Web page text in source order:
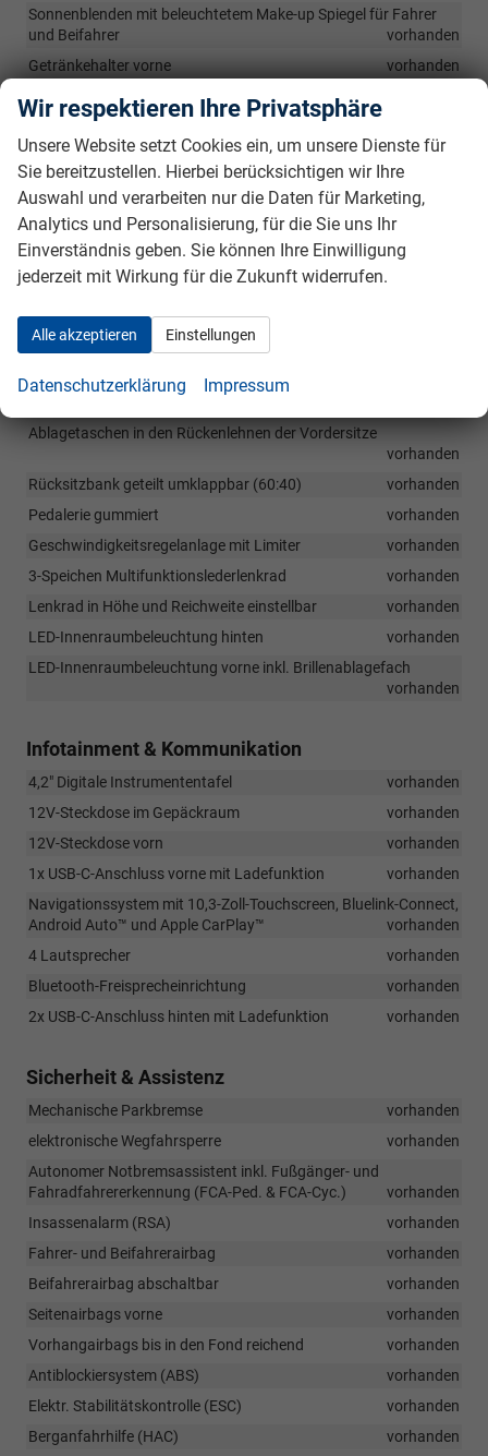
Sonnenblenden mit beleuchtetem Make-up Spiegel für Fahrer
und Beifahrer
vorhanden
Getränkehalter vorne
vorhanden
Servolenkung
Manuelle Klimaanlage
Lüftungsdüsen für 2. Sitzreihe unter Fahrer- und Beifahrersitz
vorhanden
Innenspiegel manuell abblendbar
vorhanden
Fahrersitz mit elektrisch einstellbarer Lendenwirbelstütze
vorhanden
Fensterheber elektrisch inkl. Abwärts-/Aufwärtsautomatik mit
Einklemmschutz für vordere und hintere Sitzplätze
Ablagetaschen in den Rückenlehnen der Vordersitze
vorhanden
Rücksitzbank geteilt umklappbar (60:40)
vorhanden
Pedalerie gummiert
vorhanden
Geschwindigkeitsregelanlage mit Limiter
vorhanden
3-Speichen Multifunktionslederlenkrad
vorhanden
Lenkrad in Höhe und Reichweite einstellbar
vorhanden
LED-Innenraumbeleuchtung hinten
vorhanden
LED-Innenraumbeleuchtung vorne inkl. Brillenablagefach
vorhanden
Infotainment & Kommunikation
4,2" Digitale Instrumententafel
vorhanden
12V-Steckdose im Gepäckraum
vorhanden
12V-Steckdose vorn
vorhanden
1x USB-C-Anschluss vorne mit Ladefunktion
vorhanden
Navigationssystem mit 10,3-Zoll-Touchscreen, Bluelink-Connect,
Android Auto™ und Apple CarPlay™
vorhanden
4 Lautsprecher
vorhanden
Bluetooth-Freisprecheinrichtung
vorhanden
2x USB-C-Anschluss hinten mit Ladefunktion
vorhanden
Sicherheit & Assistenz
Mechanische Parkbremse
vorhanden
elektronische Wegfahrsperre
vorhanden
Autonomer Notbremsassistent inkl. Fußgänger- und
Fahradfahrererkennung (FCA-Ped. & FCA-Cyc.)
vorhanden
Insassenalarm (RSA)
vorhanden
Fahrer- und Beifahrerairbag
vorhanden
Beifahrerairbag abschaltbar
vorhanden
Seitenairbags vorne
vorhanden
Vorhangairbags bis in den Fond reichend
vorhanden
Antiblockiersystem (ABS)
vorhanden
Elektr. Stabilitätskontrolle (ESC)
vorhanden
Berganfahrhilfe (HAC)
vorhanden
Wir respektieren Ihre Privatsphäre
Unsere Website setzt Cookies ein, um unsere Dienste für
Sie bereitzustellen. Hierbei berücksichtigen wir Ihre
Auswahl und verarbeiten nur die Daten für Marketing,
Analytics und Personalisierung, für die Sie uns Ihr
Einverständnis geben. Sie können Ihre Einwilligung
jederzeit mit Wirkung für die Zukunft widerrufen.
Alle akzeptieren Einstellungen
Datenschutzerklärung Impressum